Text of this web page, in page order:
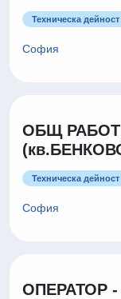
Техническа дейност
София
ОБЩ
Техническа дейност
София
ОПЕРАТОР